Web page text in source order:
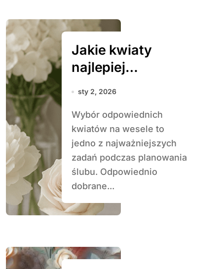
Jakie kwiaty
najlepiej
sprawdzają się na
sty 2, 2026
Wybór odpowiednich
kwiatów na wesele to
jedno z najważniejszych
zadań podczas planowania
ślubu. Odpowiednio
dobrane...